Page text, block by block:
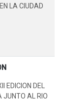
LA CIUDAD
EDICION DEL
JUNTO AL RIO